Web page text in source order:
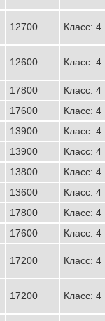
12700 Класс: 4
12600 Класс: 4
17800
Класс: 4
17600
Класс: 4
13900
Класс: 4
13900
Класс: 4
13800
Класс: 4
13600
Класс: 4
17800
Класс: 4
17600 Класс: 4
17200 Класс: 4
17200 Класс: 4